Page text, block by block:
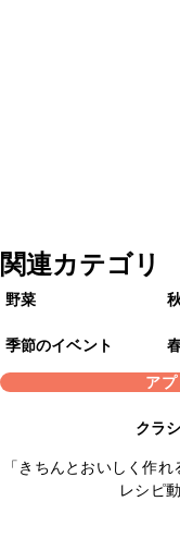
関連カテゴリ
野菜
季節のイベント
ア
クラ
「きちんとおいしく作
レシピ